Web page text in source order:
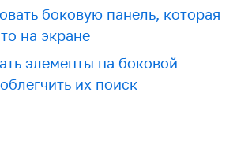
боковую панель, которая
на экране
элементы на боковой
их поиск